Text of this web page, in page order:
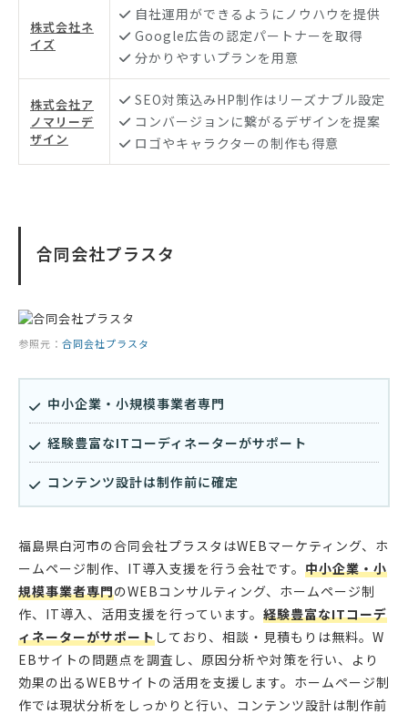
株式会社ネ
イズ
自社運用ができるようにノウハウを提供
Google広告の認定パートナーを取得
分かりやすいプランを用意
株式会社ア
ノマリーデ
ザイン
SEO対策込みHP制作はリーズナブル設定
コンバージョンに繋がるデザインを提案
ロゴやキャラクターの制作も得意
合同会社プラスタ
参照元： 合同会社プラスタ
中小企業・小規模事業者専門
経験豊富なITコーディネーターがサポート
コンテンツ設計は制作前に確定
福島県白河市の合同会社プラスタはWEBマーケティング、ホ
ームページ制作、IT導入支援を行う会社です。 中小企業・小
規模事業者専門のWEBコンサルティング、ホームページ制
作、IT導入、活用支援を行っています。 経験豊富なITコーデ
ィネーターがサポートしており、相談・見積もりは無料。W
EBサイトの問題点を調査し、原因分析や対策を行い、より
効果の出るWEBサイトの活用を支援します。ホームページ制
作では現状分析をしっかりと行い、コンテンツ設計は制作前